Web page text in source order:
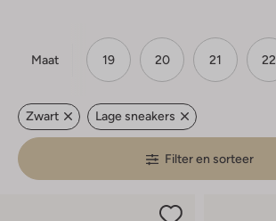
Maat 19 20 21 22
Zwart Lage sneakers
Filter en sorteer